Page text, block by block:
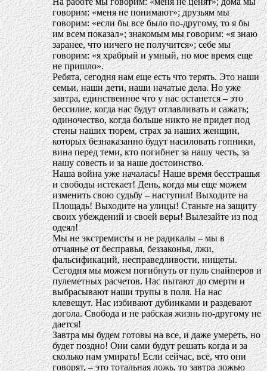
говорим: «меня не понимают»; друзьям мы
говорим: «если бы все было по-другому, то я бы
им всем показал»; знакомым мы говорим: «я знаю
заранее, что ничего не получится»; себе мы
говорим: «я храбрый и умный, но мое время еще
не пришло».
Ребята, сегодня нам еще есть что терять. Это наши
семьи, наши дети, наши начатые дела. Но уже
завтра, единственное что у нас останется – это
бессилие, когда нас будут отлавливать и сажать;
одиночество, когда больше никто не придет под
стены наших тюрем, страх за наших женщин,
которых безнаказанно будут насиловать гопники,
вина перед теми, кто погибнет за нашу честь, за
нашу совесть и за наше достоинство.
Наша война уже началась! Наше время бесстрашья
и свободы истекает! День, когда мы еще можем
изменить свою судьбу – наступил! Выходите на
Площадь! Выходите на улицы! Станьте на защиту
своих убеждений и своей веры! Вылезайте из под
одеял!
Мы не экстремисты и не радикалы – мы в
отчаянье от бесправья, беззаконья, лжи,
фальсификаций, несправедливости, нищеты.
Сегодня мы можем погибнуть от пуль снайперов и
пулеметных расчетов. Нас пытают до смерти и
выбрасывают наши трупы в поля. На нас
клевещут. Нас избивают дубинками и раздевают
догола. Свобода и не рабская жизнь по-другому не
дается!
Завтра мы будем готовы на все, и даже умереть, но
будет поздно! Они сами будут решать когда и за
сколько нам умирать! Если сейчас, всё, что они
говорят, – это тотальная ложь, то завтра ложью